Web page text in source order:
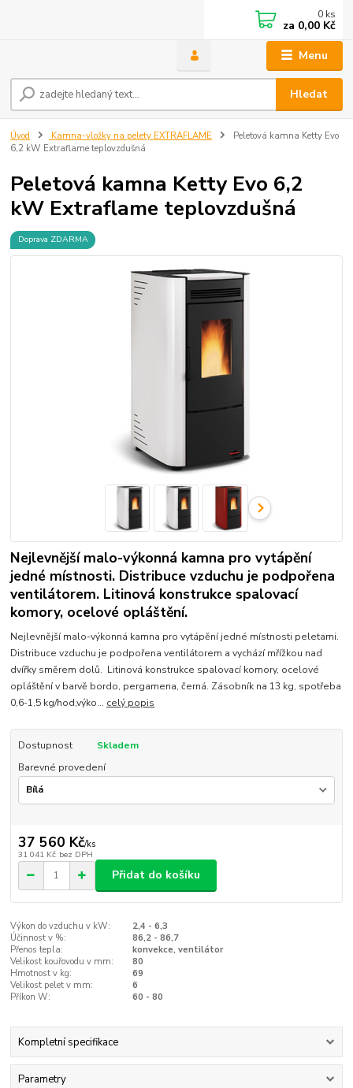
Menu
Hledat
0 ks
za 0,00 Kč
Úvod Kamna-vložky na pelety EXTRAFLAME
Peletová kamna Ketty Evo
6,2 kW Extraflame teplovzdušná
Peletová kamna Ketty Evo 6,2
kW Extraflame teplovzdušná
Doprava ZDARMA
Nejlevnější malo-výkonná kamna pro vytápění
jedné místnosti. Distribuce vzduchu je podpořena
ventilátorem. Litinová konstrukce spalovací
komory, ocelové opláštění.
Nejlevnější malo-výkonná kamna pro vytápění jedné místnosti peletami.
Distribuce vzduchu je podpořena ventilátorem a vychází mřížkou nad
dvířky směrem dolů. Litinová konstrukce spalovací komory, ocelové
opláštění v barvě bordo, pergamena, černá. Zásobník na 13 kg, spotřeba
0,6-1,5 kg/hod,výko... celý popis
Dostupnost
Skladem
Barevné provedení
37 560 Kč/ks
31 041 Kč bez DPH
Přidat do košíku
Výkon do vzduchu v kW:
2,4 - 6,3
Účinnost v %:
86,2 - 86,7
Přenos tepla:
konvekce, ventilátor
Velikost kouřovodu v mm:
80
Hmotnost v kg:
69
Velikost pelet v mm:
6
Příkon W:
60 - 80
Kompletní specifikace
Parametry